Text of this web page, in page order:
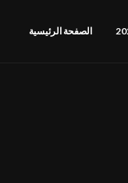
الصفحة الرئيسية